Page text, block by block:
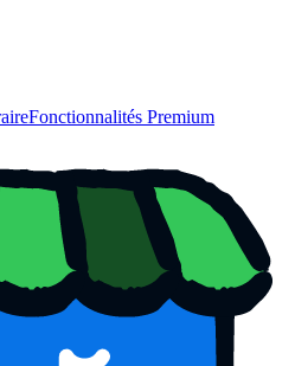
Fonctionnalités Premium